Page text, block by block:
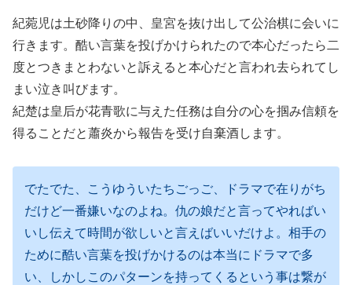
紀菀児は土砂降りの中、皇宮を抜け出して公治棋に会いに
行きます。酷い言葉を投げかけられたので本心だったら二
度とつきまとわないと訴えると本心だと言われ去られてし
まい泣き叫びます。
紀楚は皇后が花青歌に与えた任務は自分の心を掴み信頼を
得ることだと蕭炎から報告を受け自棄酒します。
でたでた、こうゆういたちごっご、ドラマで在りがち
だけど一番嫌いなのよね。仇の娘だと言ってやればい
いし伝えて時間が欲しいと言えばいいだけよ。相手の
ために酷い言葉を投げかけるのは本当にドラマで多
い、しかしこのパターンを持ってくるという事は繋が